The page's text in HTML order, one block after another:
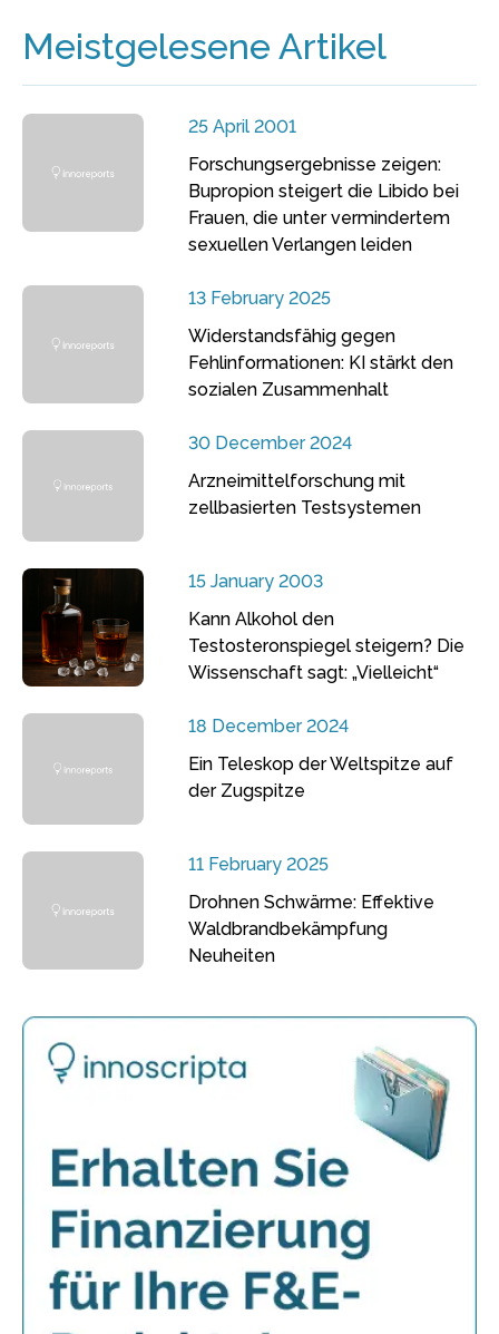
Meistgelesene Artikel
25 April 2001
Forschungsergebnisse zeigen:
Bupropion steigert die Libido bei
Frauen, die unter vermindertem
sexuellen Verlangen leiden
13 February 2025
Widerstandsfähig gegen
Fehlinformationen: KI stärkt den
sozialen Zusammenhalt
30 December 2024
Arzneimittelforschung mit
zellbasierten Testsystemen
15 January 2003
Kann Alkohol den
Testosteronspiegel steigern? Die
Wissenschaft sagt: „Vielleicht“
18 December 2024
Ein Teleskop der Weltspitze auf
der Zugspitze
11 February 2025
Drohnen Schwärme: Effektive
Waldbrandbekämpfung
Neuheiten